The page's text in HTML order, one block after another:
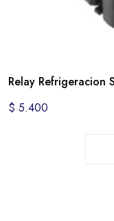
Relay Refrigeracion
$ 5.400